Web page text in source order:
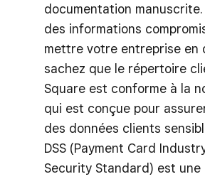
documentation manuscrite.
des informations
mettre votre entreprise en
sachez que le répertoire
Square est conforme à la
qui est conçue pour
des données clients
DSS (Payment Card
Security Standard) est une